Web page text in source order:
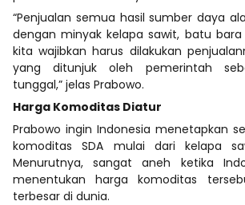
“Penjualan semua hasil sumber daya
dengan minyak kelapa sawit, batu
kita wajibkan harus dilakukan
yang ditunjuk oleh pemerintah
tunggal,” jelas Prabowo.
Harga Komoditas Diatur
Prabowo ingin Indonesia menetapkan
komoditas SDA mulai dari kelapa
Menurutnya, sangat aneh ketika
menentukan harga komoditas
terbesar di dunia.